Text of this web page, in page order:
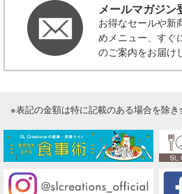
メールマガジン
お得なセールや新
めメニュー、すぐ
のご案内をお届け
※表記の金額は特に記載のある場合を除き